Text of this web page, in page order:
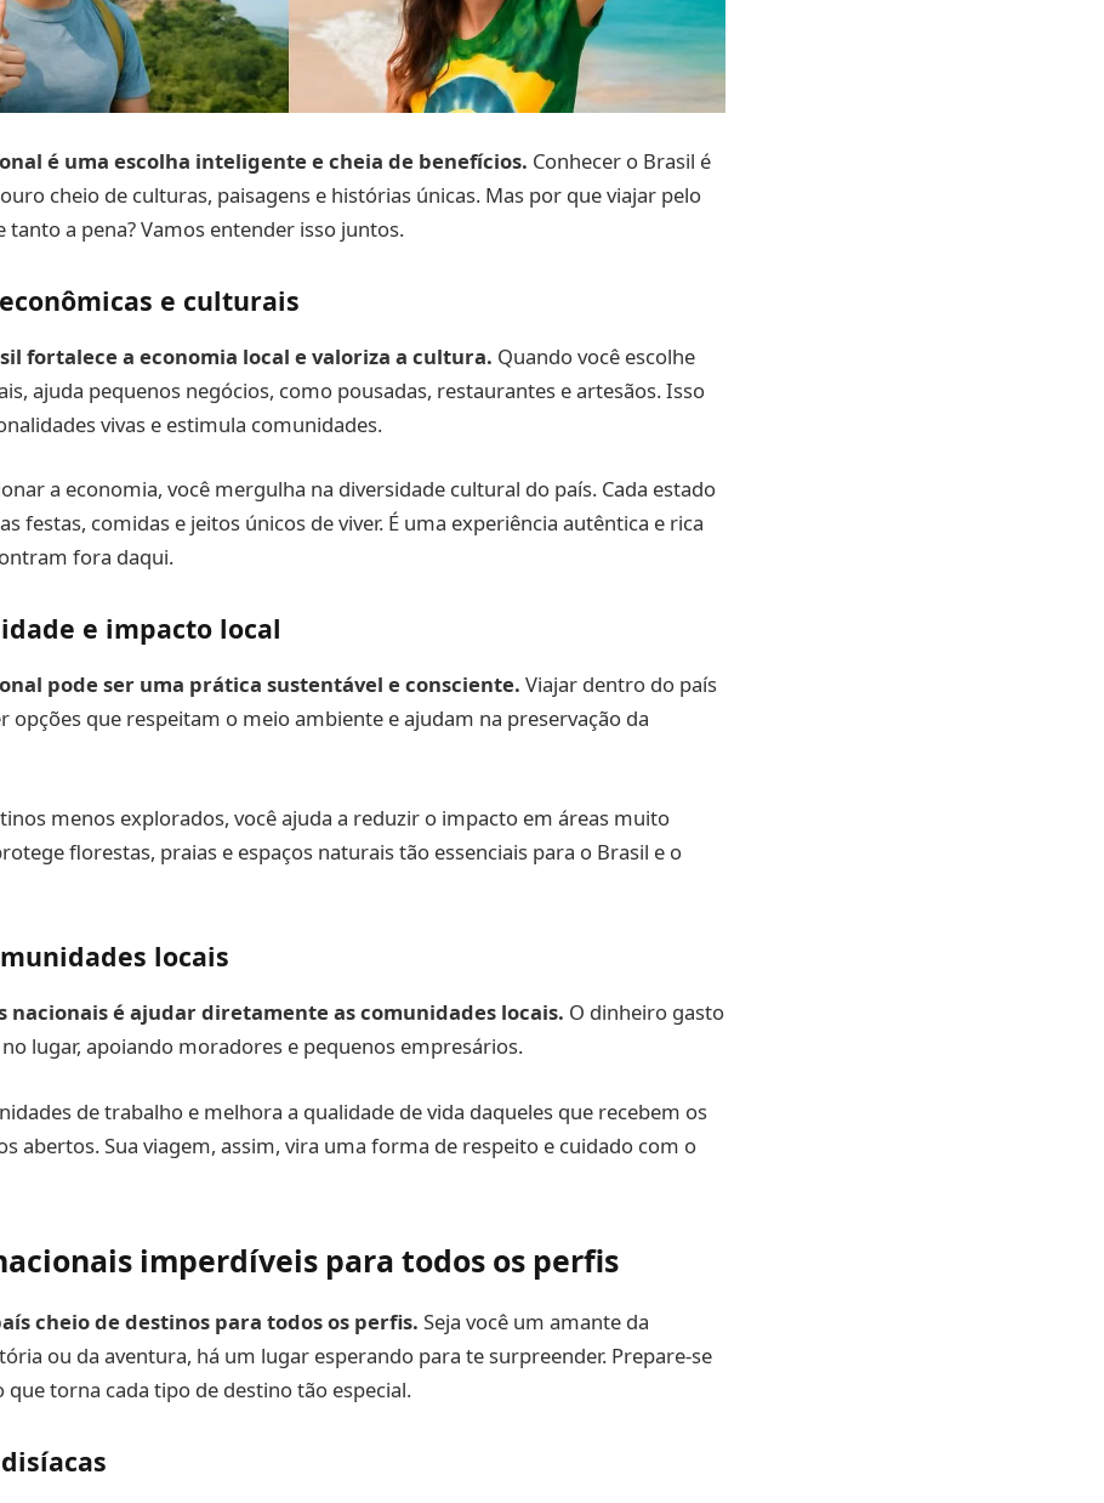
é uma escolha inteligente e cheia de benefícios. Conhecer o Brasil é
cheio de culturas, paisagens e histórias únicas. Mas por que viajar pelo
tanto a pena? Vamos entender isso juntos.
e culturais
fortalece a economia local e valoriza a cultura. Quando você escolhe
ajuda pequenos negócios, como pousadas, restaurantes e artesãos. Isso
vivas e estimula comunidades.
a economia, você mergulha na diversidade cultural do país. Cada estado
festas, comidas e jeitos únicos de viver. É uma experiência autêntica e rica
fora daqui.
e impacto local
pode ser uma prática sustentável e consciente. Viajar dentro do país
opções que respeitam o meio ambiente e ajudam na preservação da
menos explorados, você ajuda a reduzir o impacto em áreas muito
florestas, praias e espaços naturais tão essenciais para o Brasil e o
locais
nacionais é ajudar diretamente as comunidades locais. O dinheiro gasto
lugar, apoiando moradores e pequenos empresários.
de trabalho e melhora a qualidade de vida daqueles que recebem os
abertos. Sua viagem, assim, vira uma forma de respeito e cuidado com o
imperdíveis para todos os perfis
cheio de destinos para todos os perfis. Seja você um amante da
ou da aventura, há um lugar esperando para te surpreender. Prepare-se
que torna cada tipo de destino tão especial.